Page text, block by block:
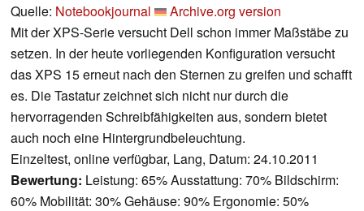
Quelle: Notebookjournal
Archive.org version
Mit der XPS-Serie versucht Dell schon immer Maßstäbe zu
setzen. In der heute vorliegenden Konfiguration versucht
das XPS 15 erneut nach den Sternen zu greifen und schafft
es. Die Tastatur zeichnet sich nicht nur durch die
hervorragenden Schreibfähigkeiten aus, sondern bietet
auch noch eine Hintergrundbeleuchtung.
Einzeltest, online verfügbar, Lang, Datum: 24.10.2011
Bewertung: Leistung: 65% Ausstattung: 70% Bildschirm:
60% Mobilität: 30% Gehäuse: 90% Ergonomie: 50%